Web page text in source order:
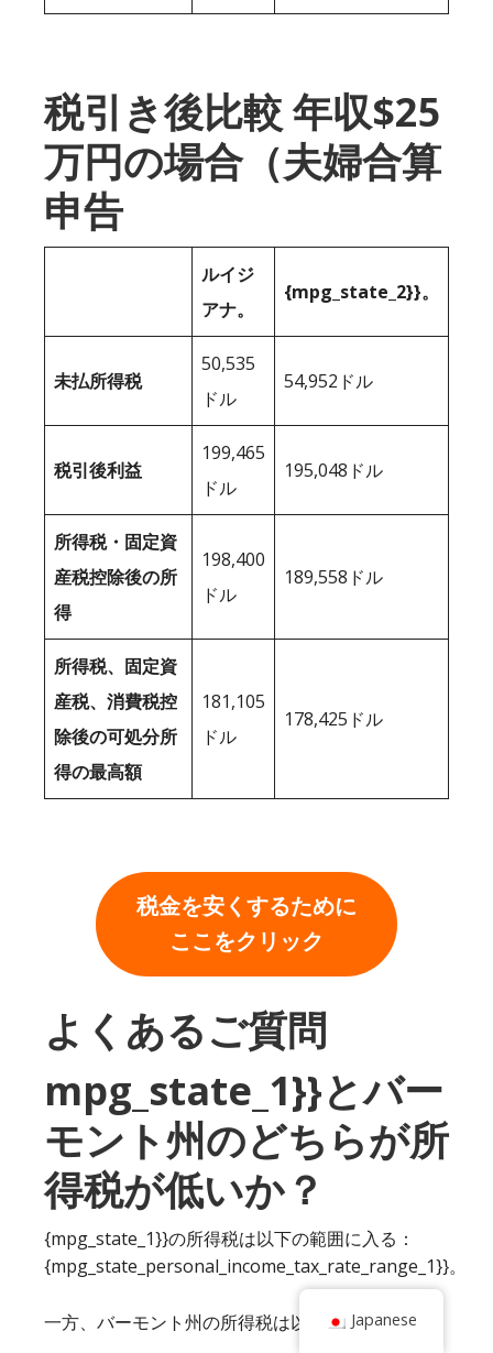
税引き後比較 年収$25
万円の場合（夫婦合算
申告
ルイジ
アナ。
{mpg_state_2}}。
未払所得税
50,535
ドル
54,952ドル
税引後利益
199,465
ドル
195,048ドル
所得税・固定資
産税控除後の所
得
198,400
ドル
189,558ドル
所得税、固定資
産税、消費税控
除後の可処分所
得の最高額
181,105
ドル
178,425ドル
税金を安くするために
ここをクリック
よくあるご質問
mpg_state_1}}とバー
モント州のどちらが所
得税が低いか？
{mpg_state_1}}の所得税は以下の範囲に入る：
{mpg_state_personal_income_tax_rate_range_1}}。
一方、バーモント州の所得税は以下の通り。
Japanese